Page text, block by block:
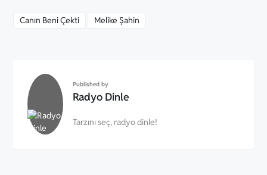
Canın Beni Çekti Melike Şahin
Published by
Radyo Dinle
Tarzını seç, radyo dinle!